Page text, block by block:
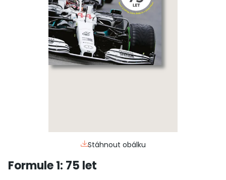
Stáhnout obálku
Formule 1: 75 let